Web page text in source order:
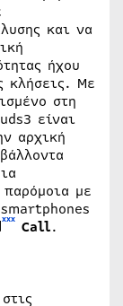
και να
ήχου
κλήσεις. Με
στη
είναι
αρχική
με
xxx Call.